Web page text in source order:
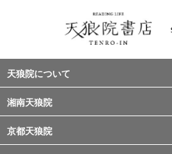
天狼院について
湘南天狼院
京都天狼院